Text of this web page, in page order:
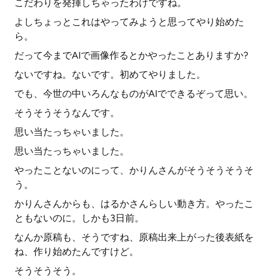
こだわりを発揮しちゃったわけですね。
よしちょっとこれはやってみようと思ってやり始めた
ら。
だって今までAIで画像作るとかやったことありますか?
ないですね。ないです。初めてやりました。
でも、今世の中いろんなものがAIでできるぞって思い。
そうそうそうなんです。
思い当たっちゃいました。
思い当たっちゃいました。
やったことないのにって、かりんさんがそうそうそうそ
う。
かりんさんからも、はるかさんらしい動き方。やったこ
ともないのに。しかも3日前。
なんか原稿も、そうですね、原稿出来上がった後表紙を
ね、作り始めたんですけど。
そうそうそう。